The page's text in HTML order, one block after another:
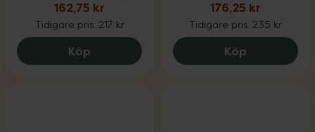
162,75 kr
Tidigare pris: 217 kr
Köp Eskio-3 High Concentrated Omega-3,
176,25 kr
Tidigare pris: 235 kr
Köp Eucerin